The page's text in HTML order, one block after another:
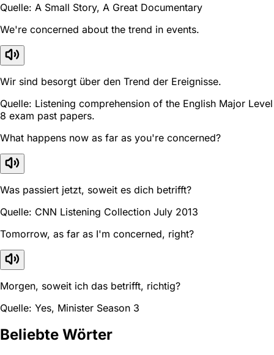
Quelle: A Small Story, A Great Documentary
We're concerned about the trend in events.
Wir sind besorgt über den Trend der Ereignisse.
Quelle: Listening comprehension of the English Major Level
8 exam past papers.
What happens now as far as you're concerned?
Was passiert jetzt, soweit es dich betrifft?
Quelle: CNN Listening Collection July 2013
Tomorrow, as far as I'm concerned, right?
Morgen, soweit ich das betrifft, richtig?
Quelle: Yes, Minister Season 3
Beliebte Wörter